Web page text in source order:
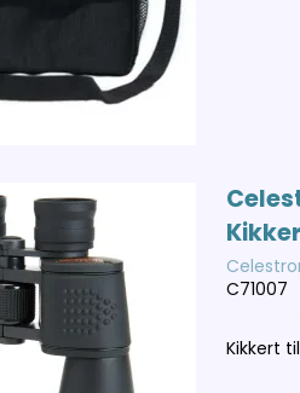
C71007
Kikkert